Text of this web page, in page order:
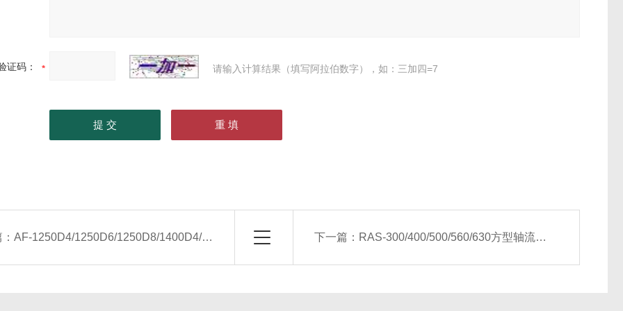
证码： 请输入计算结果（填写阿拉伯数字），如：三加四=7
：AF-1250D4/1250D6/1250D8/1400D4/1400D6/1400D8机翼型轴流风 下一篇： RAS-300/400/500/560/630方型轴流式屋顶送风机